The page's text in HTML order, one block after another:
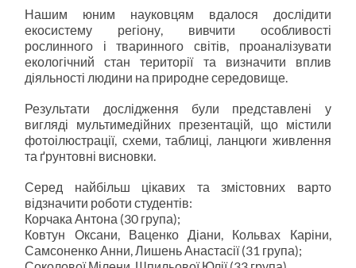
Нашим юним науковцям вдалося дослідити
екосистему регіону, вивчити особливості
рослинного і тваринного світів, проаналізувати
екологічний стан території та визначити вплив
діяльності людини на природне середовище.
Результати дослідження були представлені у
вигляді мультимедійних презентацій, що містили
фотоілюстрації, схеми, таблиці, ланцюги живлення
та ґрунтовні висновки.
Серед найбільш цікавих та змістовних варто
відзначити роботи студентів:
Корчака Антона (30 група);
Ковтун Оксани, Ваценко Діани, Кольвах Каріни,
Самсоненко Анни, Лишень Анастасії (31 група);